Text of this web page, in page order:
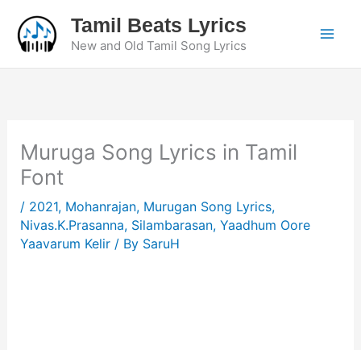
content
Tamil Beats Lyrics
New and Old Tamil Song Lyrics
Muruga Song Lyrics in Tamil
Font
/ 2021, Mohanrajan, Murugan Song Lyrics,
Nivas.K.Prasanna, Silambarasan, Yaadhum Oore
Yaavarum Kelir/ By SaruH